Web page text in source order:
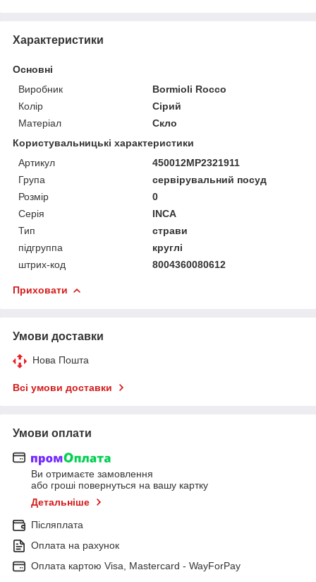
Характеристики
Основні
Виробник
Bormioli Rocco
Колір
Сірий
Матеріал
Скло
Користувальницькі характеристики
Артикул
450012MP2321911
Група
сервірувальний посуд
Розмір
0
Серія
INCA
Тип
страви
підгруппа
круглі
штрих-код
8004360080612
Приховати
Умови доставки
Нова Пошта
Всі умови доставки
Умови оплати
Ви отримаєте замовлення
або гроші повернуться на вашу картку
Детальніше
Післяплата
Оплата на рахунок
Оплата картою Visa, Mastercard - WayForPay